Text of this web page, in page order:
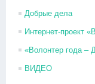
Добрые дела
Интернет-проект
«Волонтер года –
ВИДЕО